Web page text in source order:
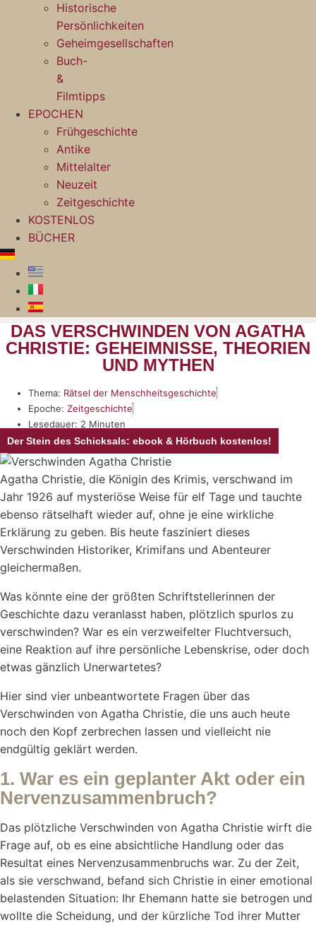
Historische
Persönlichkeiten
Geheimgesellschaften
Buch-
&
Filmtipps
EPOCHEN
Frühgeschichte
Antike
Mittelalter
Neuzeit
Zeitgeschichte
KOSTENLOS
BÜCHER
DAS VERSCHWINDEN VON AGATHA
CHRISTIE: GEHEIMNISSE, THEORIEN
UND MYTHEN
Thema: Rätsel der Menschheitsgeschichte
Epoche: Zeitgeschichte
Lesedauer: 2 Minuten
Der Stein des Schicksals: ebook & Hörbuch kostenlos!
Agatha Christie, die Königin des Krimis, verschwand im
Jahr 1926 auf mysteriöse Weise für elf Tage und tauchte
ebenso rätselhaft wieder auf, ohne je eine wirkliche
Erklärung zu geben. Bis heute fasziniert dieses
Verschwinden Historiker, Krimifans und Abenteurer
gleichermaßen.
Was könnte eine der größten Schriftstellerinnen der
Geschichte dazu veranlasst haben, plötzlich spurlos zu
verschwinden? War es ein verzweifelter Fluchtversuch,
eine Reaktion auf ihre persönliche Lebenskrise, oder doch
etwas gänzlich Unerwartetes?
Hier sind vier unbeantwortete Fragen über das
Verschwinden von Agatha Christie, die uns auch heute
noch den Kopf zerbrechen lassen und vielleicht nie
endgültig geklärt werden.
1. War es ein geplanter Akt oder ein
Nervenzusammenbruch?
Das plötzliche Verschwinden von Agatha Christie wirft die
Frage auf, ob es eine absichtliche Handlung oder das
Resultat eines Nervenzusammenbruchs war. Zu der Zeit,
als sie verschwand, befand sich Christie in einer emotional
belastenden Situation: Ihr Ehemann hatte sie betrogen und
wollte die Scheidung, und der kürzliche Tod ihrer Mutter